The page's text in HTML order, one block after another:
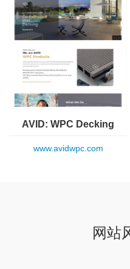
AVID: WPC Decking
www.avidwpc.com
网站